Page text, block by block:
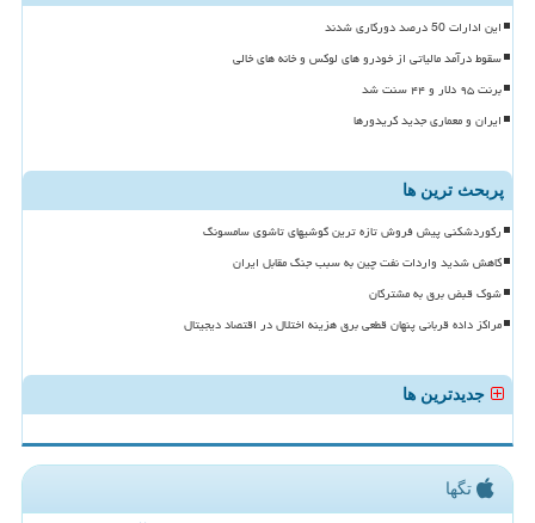
این ادارات 50 درصد دورکاری شدند
سقوط درآمد مالیاتی از خودرو های لوکس و خانه های خالی
برنت ۹۵ دلار و ۴۴ سنت شد
ایران و معماری جدید کریدورها
پربحث ترین ها
رکوردشکنی پیش فروش تازه ترین گوشیهای تاشوی سامسونگ
کاهش شدید واردات نفت چین به سبب جنگ مقابل ایران
شوک قبض برق به مشترکان
مراکز داده قربانی پنهان قطعی برق هزینه اختلال در اقتصاد دیجیتال
جدیدترین ها
تگها